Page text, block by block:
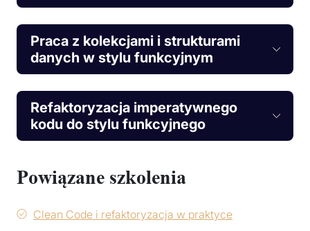
Praca z kolekcjami i strukturami
danych w stylu funkcyjnym
Refaktoryzacja imperatywnego
kodu do stylu funkcyjnego
Powiązane szkolenia
Clean Code i refaktoryzacja w praktyce